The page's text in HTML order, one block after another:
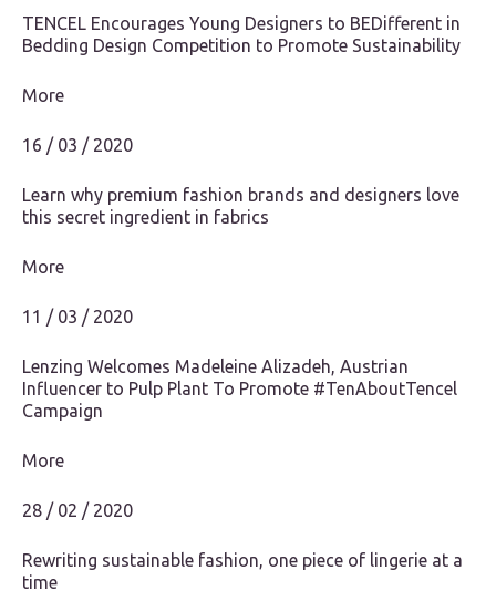
TENCEL Encourages Young Designers to BEDifferent in
Bedding Design Competition to Promote Sustainability
More
16 / 03 / 2020
Learn why premium fashion brands and designers love
this secret ingredient in fabrics
More
11 / 03 / 2020
Lenzing Welcomes Madeleine Alizadeh, Austrian
Influencer to Pulp Plant To Promote #TenAboutTencel
Campaign
More
28 / 02 / 2020
Rewriting sustainable fashion, one piece of lingerie at a
time